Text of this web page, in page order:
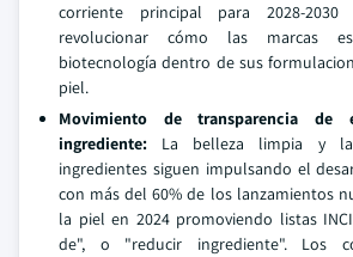
corriente principal para 2028-
revolucionar cómo las marcas
biotecnología dentro de sus
piel.
Movimiento de transparencia
ingrediente: La belleza limpia y la
ingredientes siguen impulsando el
con más del 60% de los lanzamientos
la piel en 2024 promoviendo listas
de", o "reducir ingrediente". Los